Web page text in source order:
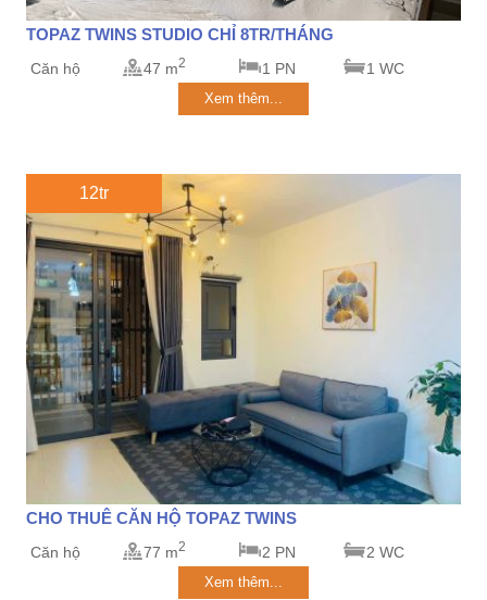
TOPAZ TWINS STUDIO CHỈ 8TR/THÁNG
Căn hộ 47 m2 1 PN 1 WC
Xem thêm...
12tr
CHO THUÊ CĂN HỘ TOPAZ TWINS
Căn hộ 77 m2 2 PN 2 WC
Xem thêm...